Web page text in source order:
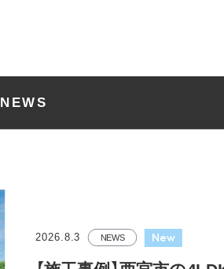
NEWS
2026.8.3 NEWS New